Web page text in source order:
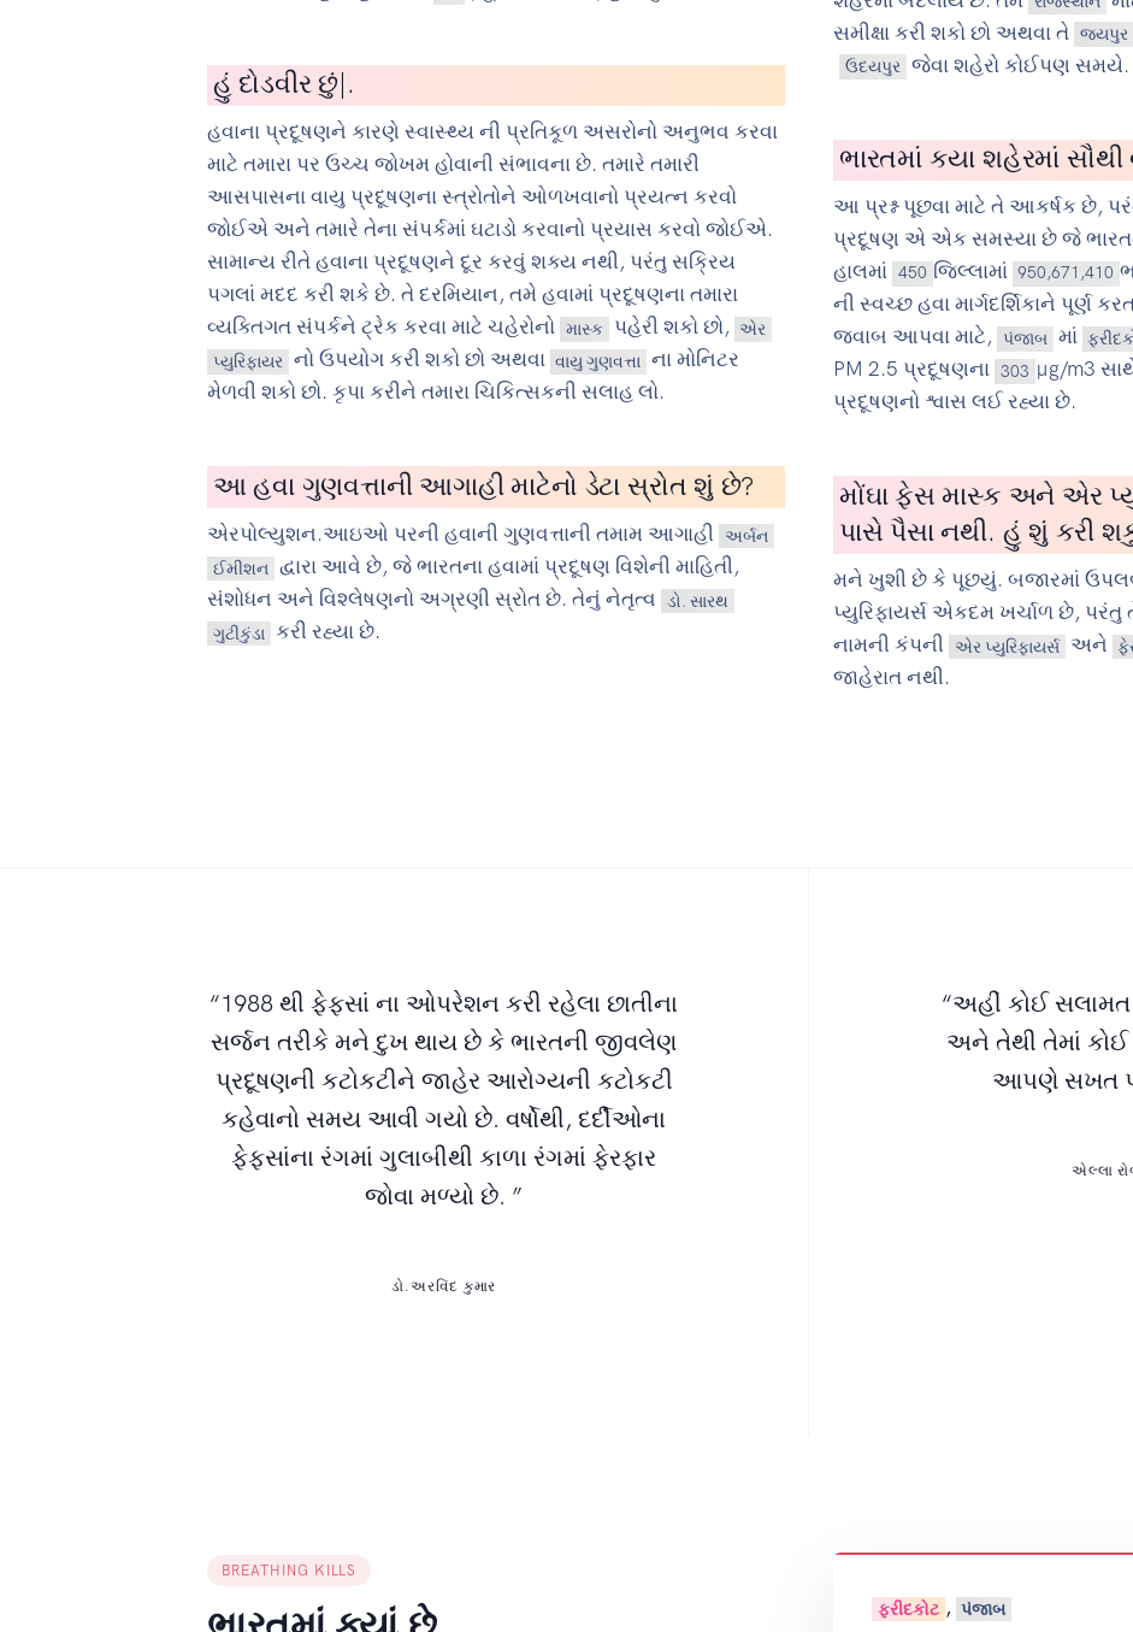
હું સાયકલ ચ
હવાના પ્રદૂષણને કારણે સ્વાસ્થ્ય ની પ્રતિકૂળ અસરોનો અનુભવ કરવા
માટે તમારા પર ઉચ્ચ જોખમ હોવાની સંભાવના છે. તમારે તમારી
આસપાસના વાયુ પ્રદૂષણના સ્ત્રોતોને ઓળખવાનો પ્રયત્ન કરવો
જોઈએ અને તમારે તેના સંપર્કમાં ઘટાડો કરવાનો પ્રયાસ કરવો જોઈએ.
સામાન્ય રીતે હવાના પ્રદૂષણને દૂર કરવું શક્ય નથી, પરંતુ સક્રિય
પગલાં મદદ કરી શકે છે. તે દરમિયાન, તમે હવામાં પ્રદૂષણના તમારા
વ્યક્તિગત સંપર્કને ટ્રેક કરવા માટે ચહેરોનો માસ્ક પહેરી શકો છો,
એર
પ્યુરિફાયર
નો ઉપયોગ કરી શકો છો અથવા વાયુ ગુણવત્તા
ના મોનિટર
મેળવી શકો છો. કૃપા કરીને તમારા ચિકિત્સકની સલાહ લો.
આ હવા ગુણવત્તાની આગાહી માટેનો ડેટા સ્રોત શું છે?
એરપોલ્યુશન.આઇઓ પરની હવાની ગુણવત્તાની તમામ આગાહી
અર્બન
ઈમીશન
દ્વારા આવે છે, જે ભારતના હવામાં પ્રદૂષણ વિશેની માહિતી,
સંશોધન અને વિશ્લેષણનો અગ્રણી સ્રોત છે. તેનું નેતૃત્વ
ડો. સારથ
ગુટીકુંડા
કરી રહ્યા છે.
સમીક્ષા કરી શકો છો અથવા તે જયપુર
ઉદયપુર જેવા શહેરો કોઈપણ સમયે.
ભારતમાં કયા શહેરમાં
આ પ્રશ્ન પૂછવા માટે તે આકર્ષક છે,
પ્રદૂષણ એ એક સમસ્યા છે જે
હાલમાં 450 જિલ્લામાં 950,671,410
ની સ્વચ્છ હવા માર્ગદર્શિકાને પૂર્ણ
જવાબ આપવા માટે,
પંજાબ માં
PM 2.5 પ્રદૂષણના 303 µg/m3
પ્રદૂષણનો શ્વાસ લઈ રહ્યા છે.
મોંઘા ફેસ માસ્ક અને એર
પાસે પૈસા નથી. હું શું કરી
મને ખુશી છે કે પૂછયું. બજારમાં
પ્યુરિફાયર્સ એકદમ ખર્ચાળ છે, પરંતુ
નામની કંપની એર પ્યુરિફાયર્સ અને
જાહેરાત નથી.
“1988 થી ફેફસાં ના ઓપરેશન કરી રહેલા છાતીના
સર્જન તરીકે મને દુખ થાય છે કે ભારતની જીવલેણ
પ્રદૂષણની કટોકટીને જાહેર આરોગ્યની કટોકટી
કહેવાનો સમય આવી ગયો છે. વર્ષોથી, દર્દીઓના
ફેફસાંના રંગમાં ગુલાબીથી કાળા રંગમાં ફેરફાર
જોવા મળ્યો છે. ”
ડો.અરવિંદ કુમાર
“અહીં કોઈ સલામત
અને તેથી તેમાં
આપણે સખત
એલ્લા
BREATHING KILLS
ફરીદકોટ , પંજાબ